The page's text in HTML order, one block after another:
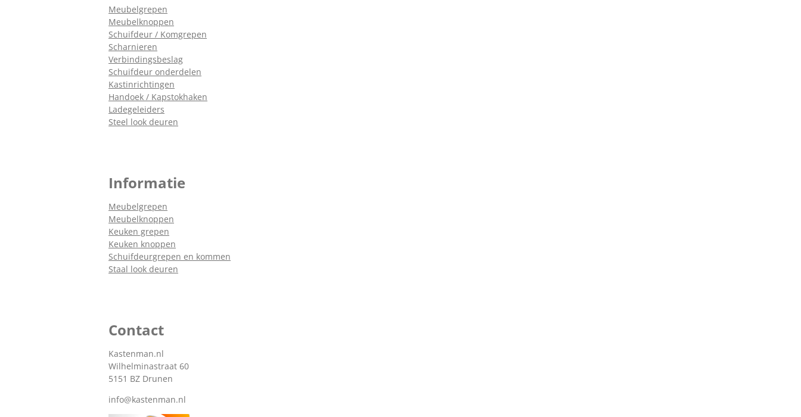
Meubelgrepen
Meubelknoppen
Schuifdeur / Komgrepen
Scharnieren
Verbindingsbeslag
Schuifdeur onderdelen
Kastinrichtingen
Handoek / Kapstokhaken
Ladegeleiders
Steel look deuren
Informatie
Meubelgrepen
Meubelknoppen
Keuken grepen
Keuken knoppen
Schuifdeurgrepen en kommen
Staal look deuren
Contact
Kastenman.nl
Wilhelminastraat 60
5151 BZ Drunen
info@kastenman.nl